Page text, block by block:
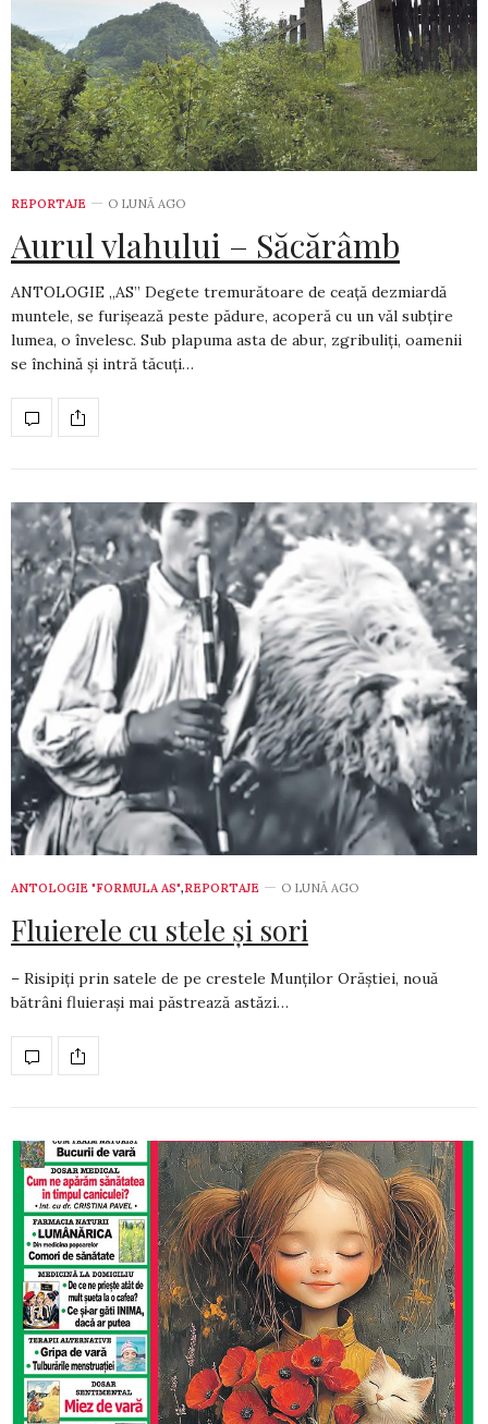
REPORTAJE O LUNĂ AGO
Aurul vlahului – Săcărâmb
ANTOLOGIE „AS” Degete tremurătoare de ceață dezmiardă
muntele, se furișează peste pădure, acoperă cu un văl subțire
lumea, o învelesc. Sub plapuma asta de abur, zgribuliți, oamenii
se închină și intră tăcuți…
ANTOLOGIE "FORMULA AS",REPORTAJE O LUNĂ AGO
Fluierele cu stele şi sori
– Risipiţi prin satele de pe crestele Munţilor Orăştiei, nouă
bătrâni fluieraşi mai păstrează astăzi…